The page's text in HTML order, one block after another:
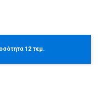
12 τεμ.